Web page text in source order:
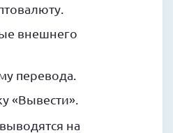
внешнего
перевода.
«Вывести».
на